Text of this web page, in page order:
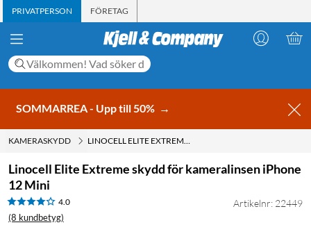
PRIVATPERSON FÖRETAG
SOMMARREA - Upp till 50% →
KAMERASKYDD LINOCELL ELITE EXTREME SKYDD FÖR KAMERALINSEN IPHONE 12 MINI
Linocell Elite Extreme skydd för kameralinsen iPhone
12 Mini
4.0
(8 kundbetyg)
Artikelnr: 22449